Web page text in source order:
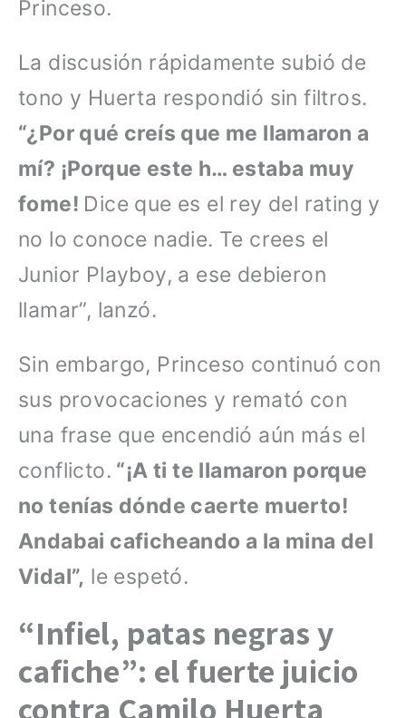
Princeso.
La discusión rápidamente subió de
tono y Huerta respondió sin filtros.
“¿Por qué creís que me llamaron a
mí? ¡Porque este h… estaba muy
fome! Dice que es el rey del rating y
no lo conoce nadie. Te crees el
Junior Playboy, a ese debieron
llamar”, lanzó.
Sin embargo, Princeso continuó con
sus provocaciones y remató con
una frase que encendió aún más el
conflicto. “¡A ti te llamaron porque
no tenías dónde caerte muerto!
Andabai caficheando a la mina del
Vidal”, le espetó.
“Infiel, patas negras y
cafiche”: el fuerte juicio
contra Camilo Huerta